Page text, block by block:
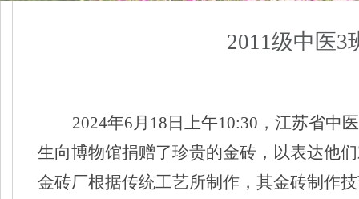
2011级中医3
2024年6月 18 日上午10:30 ，江苏省中
生向博物馆捐赠了珍贵的金砖，以表达他
金砖厂根据传统工艺所制作，其金砖制作